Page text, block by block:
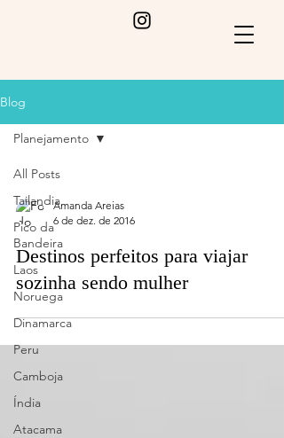
Blog
All Posts
Tailandia
Pico da
Bandeira
Laos
Noruega
Dinamarca
Peru
Camboja
Índia
Atacama
Planejamento
Amanda Areias
6 de dez. de 2016
Destinos perfeitos para viajar
sozinha sendo mulher